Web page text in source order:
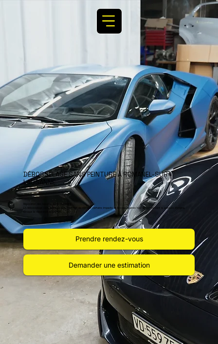
DÉBOSSELAGE SANS PEINTURE À ROMANEL-SUR-
LAUSANNE
Réparation des bosses, sans repeindre.
Le débosselage sans peinture (DSP) permet de corriger certains impacts et bosses légères tout en conservant la peinture d’origine,
lorsque la réparation le permet.
Prendre rendez-vous
Demander une estimation